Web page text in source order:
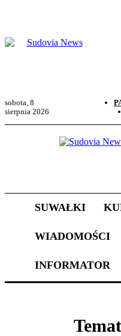
sobota, 8
sierpnia 2026
SUWAŁKI
WIADOMOŚCI
INFORMATOR